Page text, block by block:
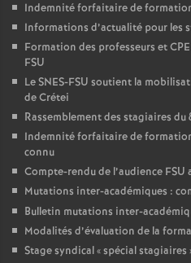
Indemnité forfaitaire de
Informations d’actualité pour les
Formation des professeurs etCPE
FSU
LeSNES-FSU soutient la
de Crétei
Rassemblement des stagiaires
Indemnité forfaitaire de
connu
Compte-rendu de l’audience FSU
Mutations inter-académiques :
Bulletin mutations inter-
Modalités d’évaluation de la
Stage syndical «spécial stagiaires